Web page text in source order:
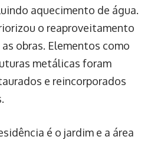
aquecimento de água.
o reaproveitamento
obras. Elementos como
metálicas foram
e reincorporados
é o jardim e a área